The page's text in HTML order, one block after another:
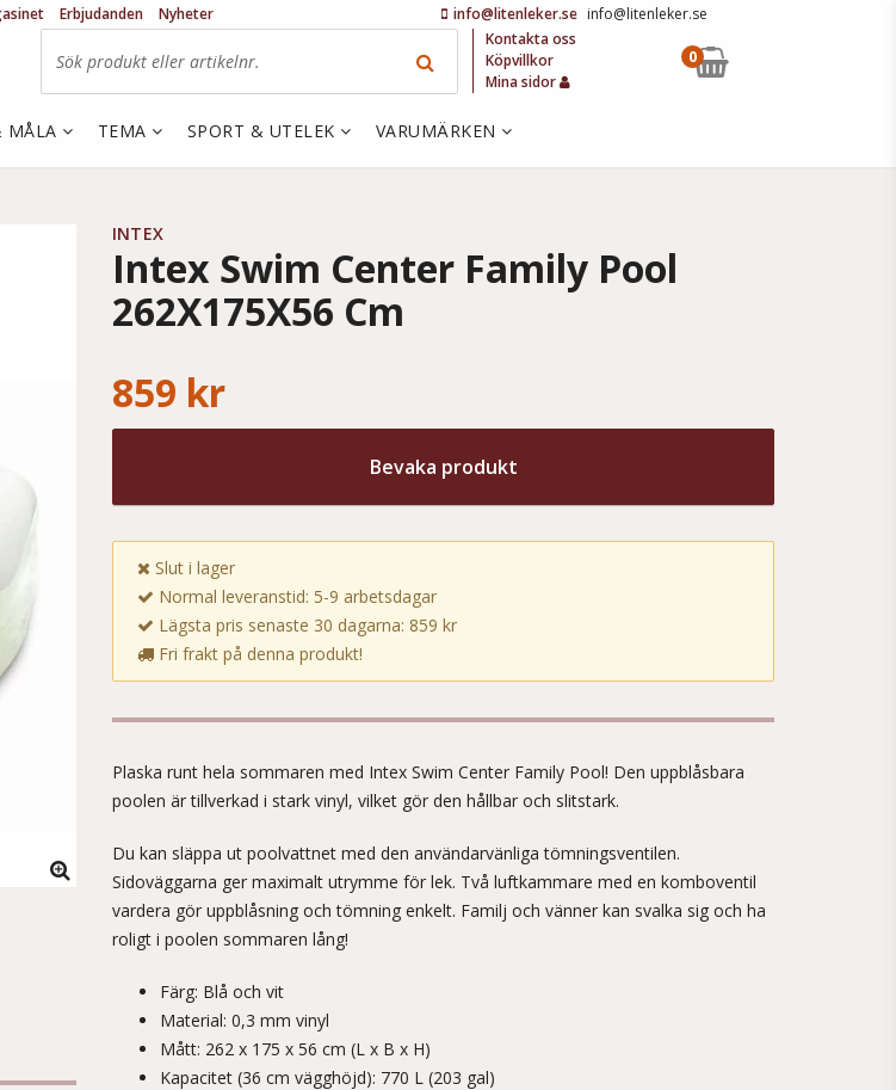
INTEX
Intex Swim Center Family Pool
262X175X56 Cm
859 kr
Bevaka produkt
Slut i lager
Normal leveranstid: 5-9 arbetsdagar
Lägsta pris senaste 30 dagarna: 859 kr
Fri frakt på denna produkt!
Plaska runt hela sommaren med Intex Swim Center Family Pool! Den uppblåsbara
poolen är tillverkad i stark vinyl, vilket gör den hållbar och slitstark.
Du kan släppa ut poolvattnet med den användarvänliga tömningsventilen.
Sidoväggarna ger maximalt utrymme för lek. Två luftkammare med en komboventil
vardera gör uppblåsning och tömning enkelt. Familj och vänner kan svalka sig och ha
roligt i poolen sommaren lång!
Färg: Blå och vit
Material: 0,3 mm vinyl
Mått: 262 x 175 x 56 cm (L x B x H)
Kapacitet (36 cm vägghöjd): 770 L (203 gal)
info@litenleker.se info@litenleker.se
Erbjudanden
Nyheter
Kontakta oss
Köpvillkor
Mina sidor
0
MÅLA TEMA SPORT & UTELEK VARUMÄRKEN